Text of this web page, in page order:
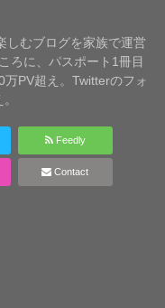
しむブログを家族で運営
ろに、パスポート1冊目
PV超え。Twitterのフォ
Feedly
Contact